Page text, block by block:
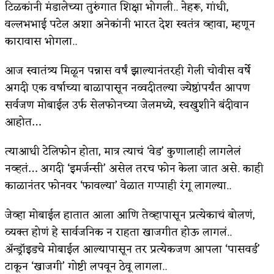
किती घोषणांचा पाऊस होता
काळजाचे प्रेत
चमकदार चांदी
जोशी
डेंग्यू: ताप उतरला म्हणजे धोका टळला असे नाही!
४ जुलै – इतिहासात घडलेल्या महत्त्वाच्या घटना
सुवर्ण – झळाळी
अष्टपैलू : खंडू रांगणेकर
टिळकांनी मंडालेच्या तुरुंगात शिक्षा भोगली.. नेहरू, गांधी,
वल्लभभाई पटेल अशा अनेकांनी भारत देश स्वतंत्र व्हावा, म्हणून
कारावास भोगला..
आज स्वातंत्र्य मिळून पन्नास वर्षं झाल्यानंतरही गेली चोवीस वर्षे
अगदी एक वर्षाच्या बाळापासून नव्वदीतल्या ज्येष्ठांपर्यंत आपण
सर्वजण मोबाईल उर्फ सेलफोनच्या जेलमध्ये, स्वखुशीने बंदीवान
आहोत…
त्याआधी टेलिफोन होता, मात्र त्याचं ‘वेड’ कुणालाही लागलेलं
नव्हतं… अगदी ‘इमर्जन्सी’ असेल तरच फोन केला जात असे. काही
काळानंतर फोनवर ‘फावल्या’ वेळात गप्पाही रंगू लागल्या..
जेव्हा मोबाईल हातात आला आणि तेव्हापासून प्रत्येकाचं बोलणं,
व्यक्त होणं हे सार्वजनिक न राहता खाजगीत होऊ लागलं..
ॲ‍न्ड्राॅइडचे मोबाईल आल्यापासून तर प्रत्येकजण आपला ‘पासवर्ड’
टाकून ‘खाजगी’ गोष्टी लपवून ठेवू लागला..